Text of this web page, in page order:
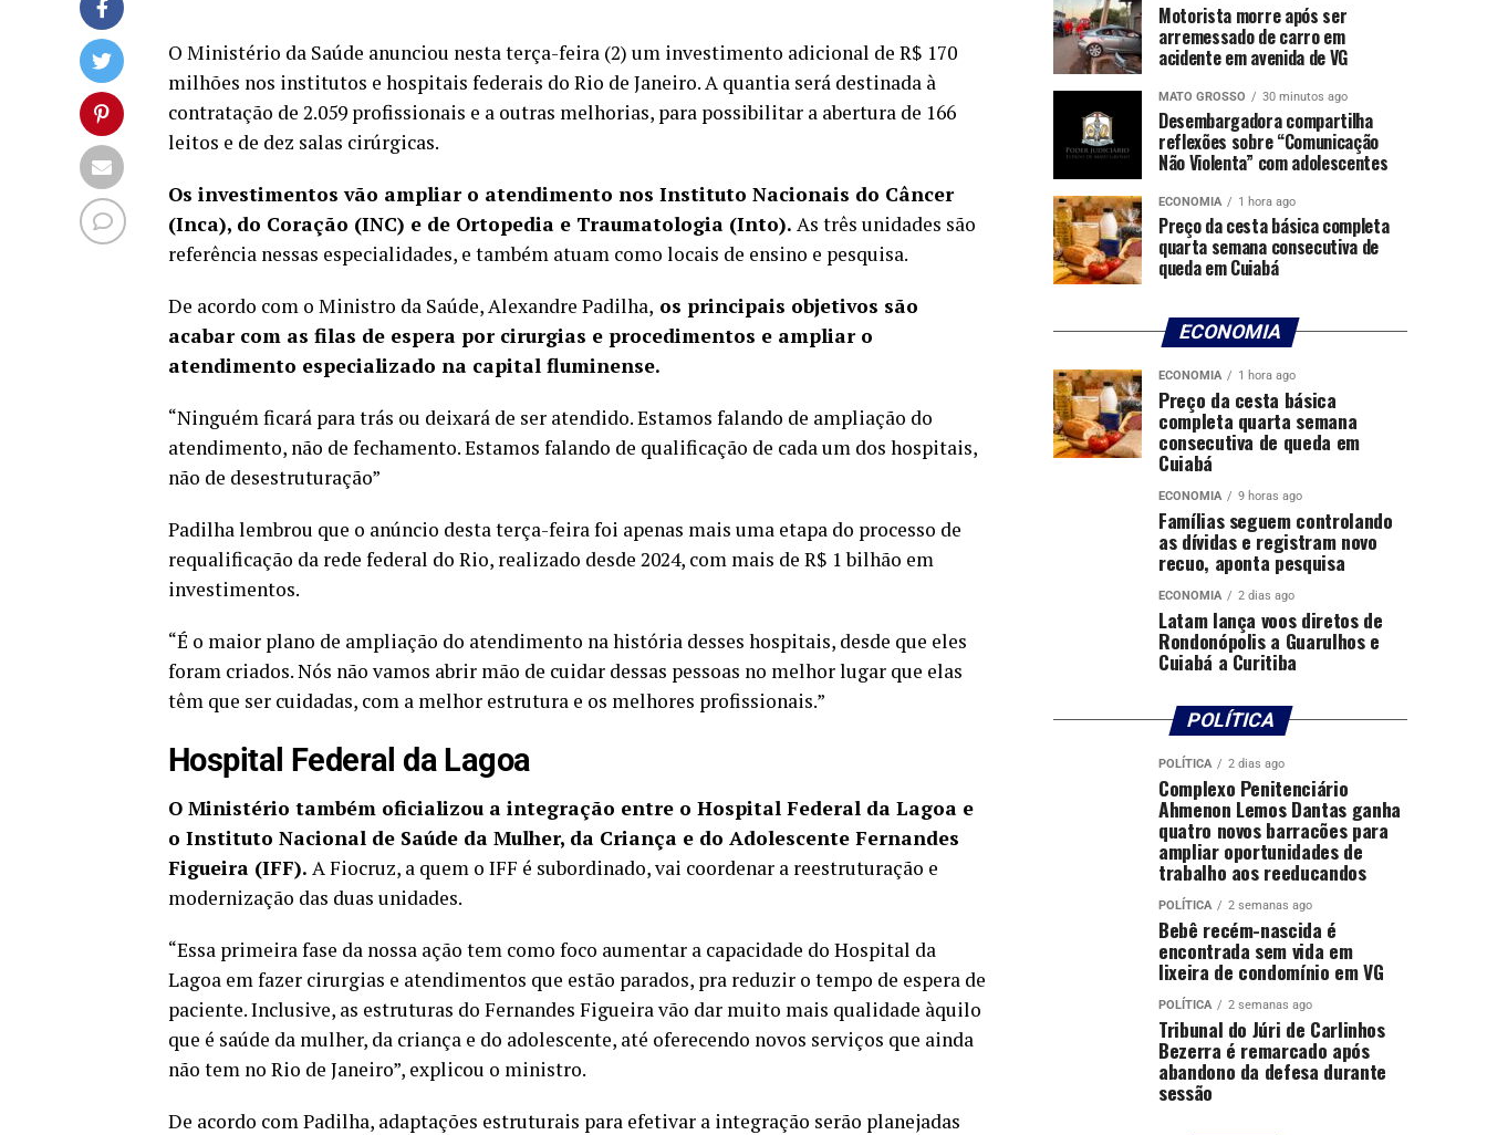
O Ministério da Saúde anunciou nesta terça-feira (2) um investimento adicional de R$ 170
milhões nos institutos e hospitais federais do Rio de Janeiro. A quantia será destinada à
contratação de 2.059 profissionais e a outras melhorias, para possibilitar a abertura de 166
leitos e de dez salas cirúrgicas.
Os investimentos vão ampliar o atendimento nos Instituto Nacionais do Câncer
(Inca), do Coração (INC) e de Ortopedia e Traumatologia (Into). As três unidades são
referência nessas especialidades, e também atuam como locais de ensino e pesquisa.
De acordo com o Ministro da Saúde, Alexandre Padilha, os principais objetivos são
acabar com as filas de espera por cirurgias e procedimentos e ampliar o
atendimento especializado na capital fluminense.
“Ninguém ficará para trás ou deixará de ser atendido. Estamos falando de ampliação do
atendimento, não de fechamento. Estamos falando de qualificação de cada um dos hospitais,
não de desestruturação”
Padilha lembrou que o anúncio desta terça-feira foi apenas mais uma etapa do processo de
requalificação da rede federal do Rio, realizado desde 2024, com mais de R$ 1 bilhão em
investimentos.
“É o maior plano de ampliação do atendimento na história desses hospitais, desde que eles
foram criados. Nós não vamos abrir mão de cuidar dessas pessoas no melhor lugar que elas
têm que ser cuidadas, com a melhor estrutura e os melhores profissionais.”
Hospital Federal da Lagoa
O Ministério também oficializou a integração entre o Hospital Federal da Lagoa e
o Instituto Nacional de Saúde da Mulher, da Criança e do Adolescente Fernandes
Figueira (IFF). A Fiocruz, a quem o IFF é subordinado, vai coordenar a reestruturação e
modernização das duas unidades.
“Essa primeira fase da nossa ação tem como foco aumentar a capacidade do Hospital da
Lagoa em fazer cirurgias e atendimentos que estão parados, pra reduzir o tempo de espera de
paciente. Inclusive, as estruturas do Fernandes Figueira vão dar muito mais qualidade àquilo
que é saúde da mulher, da criança e do adolescente, até oferecendo novos serviços que ainda
não tem no Rio de Janeiro”, explicou o ministro.
De acordo com Padilha, adaptações estruturais para efetivar a integração serão planejadas
Motorista morre após ser
arremessado de carro em
acidente em avenida de VG
MATO GROSSO 30 minutos ago
Desembargadora compartilha
reflexões sobre “Comunicação
Não Violenta” com adolescentes
ECONOMIA 1 hora ago
Preço da cesta básica completa
quarta semana consecutiva de
queda em Cuiabá
ECONOMIA
ECONOMIA 1 hora ago
Preço da cesta básica
completa quarta semana
consecutiva de queda em
Cuiabá
ECONOMIA 9 horas ago
Famílias seguem controlando
as dívidas e registram novo
recuo, aponta pesquisa
ECONOMIA 2 dias ago
Latam lança voos diretos de
Rondonópolis a Guarulhos e
Cuiabá a Curitiba
POLÍTICA
POLÍTICA 2 dias ago
Complexo Penitenciário
Ahmenon Lemos Dantas ganha
quatro novos barracões para
ampliar oportunidades de
trabalho aos reeducandos
POLÍTICA 2 semanas ago
Bebê recém-nascida é
encontrada sem vida em
lixeira de condomínio em VG
POLÍTICA 2 semanas ago
Tribunal do Júri de Carlinhos
Bezerra é remarcado após
abandono da defesa durante
sessão